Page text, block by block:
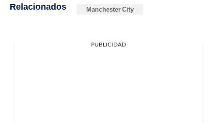
Relacionados Manchester City
PUBLICIDAD